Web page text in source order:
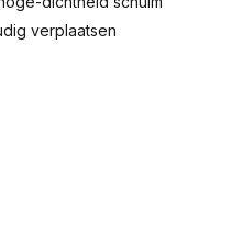
verplaatsen